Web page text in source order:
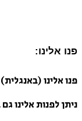
פנו אלינו:
פנו אלינו
ניתן לפנות אלינו